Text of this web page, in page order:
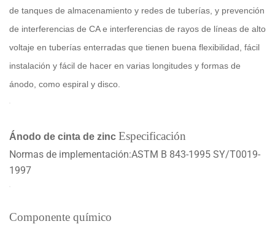
de tanques de almacenamiento y redes de tuberías, y prevención
de interferencias de CA e interferencias de rayos de líneas de alto
voltaje en tuberías enterradas que tienen buena flexibilidad, fácil
instalación y fácil de hacer en varias longitudes y formas de
ánodo, como espiral y disco.
Ánodo de cinta de zinc Especificación
Normas de implementación:ASTM B 843-1995 SY/T0019-
1997
Componente químico